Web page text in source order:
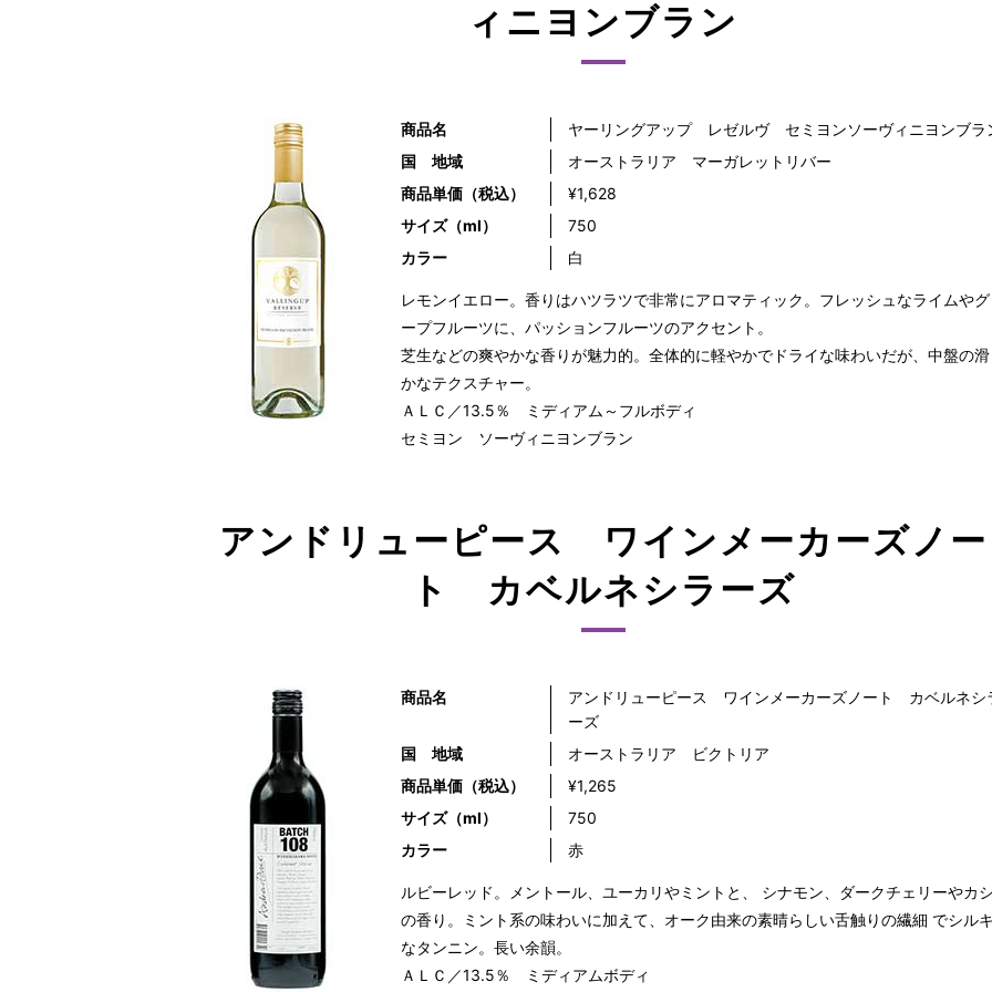
ィニヨンブラン
商品名
ヤーリングアップ レゼルヴ セミヨンソーヴィニヨンブラ
国 地域
オーストラリア マーガレットリバー
商品単価（税込）
¥1,628
サイズ（ml）
750
カラー
白
レモンイエロー。香りはハツラツで非常にアロマティック。フレッシュなライムやグ
ープフルーツに、パッションフルーツのアクセント。
芝生などの爽やかな香りが魅力的。全体的に軽やかでドライな味わいだが、中盤の滑
かなテクスチャー。
ＡＬＣ／13.5％ ミディアム～フルボディ
セミヨン ソーヴィニヨンブラン
アンドリューピース ワインメーカーズノー
ト カベルネシラーズ
商品名
アンドリューピース ワインメーカーズノート カベルネシ
ーズ
国 地域
オーストラリア ビクトリア
商品単価（税込）
¥1,265
サイズ（ml）
750
カラー
赤
ルビーレッド。メントール、ユーカリやミントと、 シナモン、ダークチェリーやカ
の香り。ミント系の味わいに加えて、オーク由来の素晴らしい舌触りの繊細 でシル
なタンニン。長い余韻。
ＡＬＣ／13.5％ ミディアムボディ